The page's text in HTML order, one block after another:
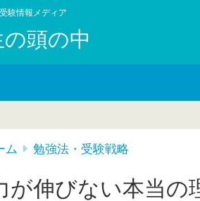
験情報メディア
頭の中
ム 勉強法・受験戦略
が伸びない本当の